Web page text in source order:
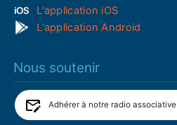
L'application iOS
L'application Android
Nous soutenir
Adhérer à notre radio associative